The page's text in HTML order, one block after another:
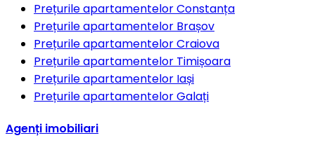
Prețurile apartamentelorConstanța
Prețurile apartamentelor Brașov
Prețurile apartamentelorCraiova
Prețurile apartamentelor Timișoara
Prețurile apartamentelor Iași
Prețurile apartamentelorGalați
Agenți imobiliari